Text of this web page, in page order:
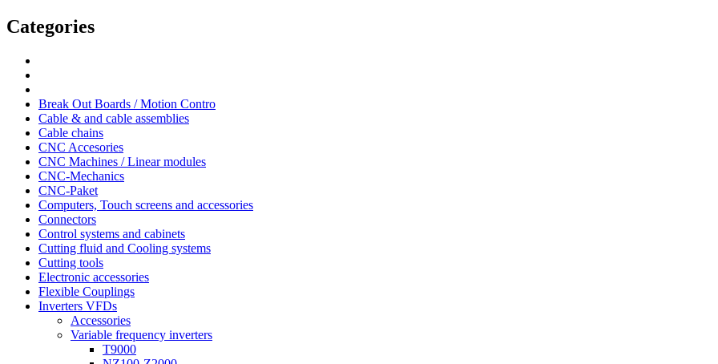
Categories
Break Out Boards / Motion Contro
Cable & and cable assemblies
Cable chains
CNC Accesories
CNC Machines / Linear modules
CNC-Mechanics
CNC-Paket
Computers, Touch screens and accessories
Connectors
Control systems and cabinets
Cutting fluid and Cooling systems
Cutting tools
Electronic accessories
Flexible Couplings
Inverters VFDs
Accessories
Variable frequency inverters
T9000